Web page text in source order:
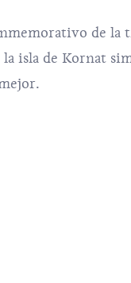
de la
la isla de Kornat